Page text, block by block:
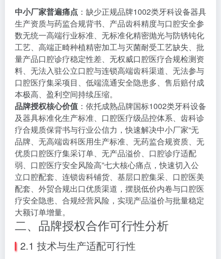
中小厂家普遍痛点 ：缺少正规品牌1002类牙科设备器具
生产资质与药监合规背书、产品齿科精度与口腔安全参
数无统一高端行业标准、无标准化精密抛光与防锈钝化
工艺、高端正畸种植精密加工与灭菌耐受工艺缺失、批
量产品口腔诊疗稳定性差、无权威口腔医疗合规检测资
料、无法入驻公立口腔与连锁高端齿科渠道、无法参与
口腔医疗集采项目、低端流通安全隐患多、售后赔付成
本极高、盈利空间持续压缩。
品牌授权核心价值 ：依托成熟品牌国标1002类牙科设备
及器具标准化生产标准、口腔医疗级品控体系、齿科诊
疗合规质保背书与行业公信力，快速解决中小厂家“无
品牌、无高端齿科医用生产标准、无药监合规资质、无
优质口腔医疗集采订单、无产品溢价、口腔诊疗适配
弱、口腔医疗安全风险高”七大核心痛点，快速切入公
立口腔配套、连锁齿科铺货、基层口腔集采、口腔医美
配套、外贸合规出口优质渠道，摆脱低价内卷与口腔医
疗安全隐患、合规经营风险，实现产品溢价与批量稳定
大额订单增量。
二、品牌授权合作可行性分析
2.1 技术与生产适配可行性